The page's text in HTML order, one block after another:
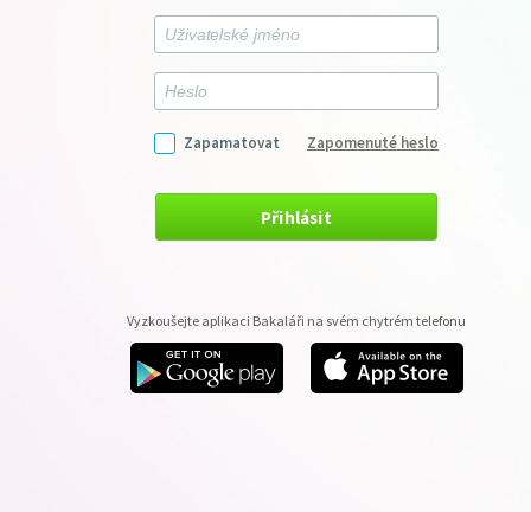
Zapamatovat Zapomenuté heslo
Přihlásit
Vyzkoušejte aplikaci Bakaláři na svém chytrém telefonu